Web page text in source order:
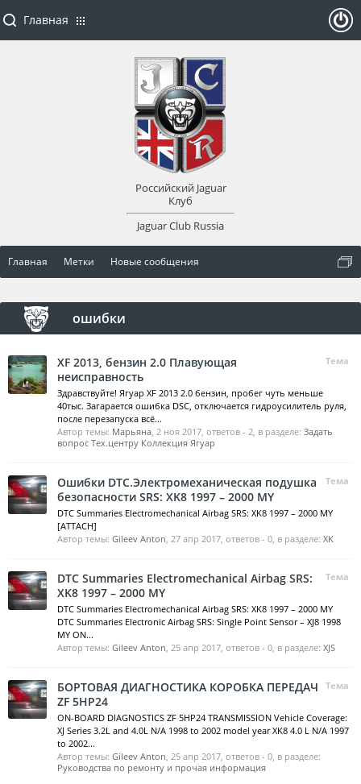
Главная Метки Новые сообщения
ошибки
Тема
XF 2013, бензин 2.0 Плавующая
неисправность
Здравствуйте! Ягуар XF 2013 2.0 бензин, пробег чуть меньше
40тыс. Загарается ошибка DSC, отключается гидроусилитель руля,
после перезапуска всё...
Автор темы: Марьяна, 2 ноя 2017, ответов - 2, в разделе: Задать
вопрос Тех.центру Коллекция Ягуар
Тема
Ошибки DTC.Электромеханическая подушка
безопасности SRS: XK8 1997 – 2000 MY
DTC Summaries Electromechanical Airbag SRS: XK8 1997 – 2000 MY
[ATTACH]
Автор темы: Gileev Anton, 27 апр 2017, ответов - 0, в разделе: XK
Тема
DTC Summaries Electromechanical Airbag SRS:
XK8 1997 – 2000 MY
DTC Summaries Electromechanical Airbag SRS: XK8 1997 – 2000 MY
DTC Summaries Electronic Airbag SRS: Single Point Sensor – XJ8 1998
MY ON...
Автор темы: Gileev Anton, 25 апр 2017, ответов - 0, в разделе: XJS
Тема
БОРТОВАЯ ДИАГНОСТИКА КОРОБКА ПЕРЕДАЧ
ZF 5HP24
ON-BOARD DIAGNOSTICS ZF 5HP24 TRANSMISSION Vehicle Coverage:
XJ Series 3.2L and 4.0L N/A 1998 to 2002 model year XK8 4.0 L N/A 1997
to 2002...
Автор темы: Gileev Anton, 25 апр 2017, ответов - 0, в разделе:
Руководства по ремонту и прочая информация
Главная
Российский Jaguar
Клуб
Jaguar Club Russia
оват